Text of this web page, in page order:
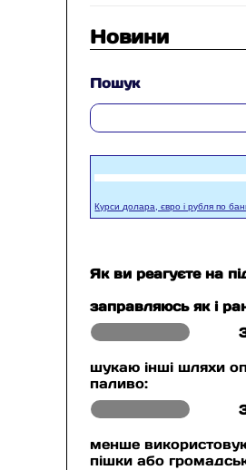
Новини
Пошук
Курси долара, євро і рубля по
Як ви реагуєте на
заправляюсь як і
шукаю інші шляхи
паливо:
менше
пішки або